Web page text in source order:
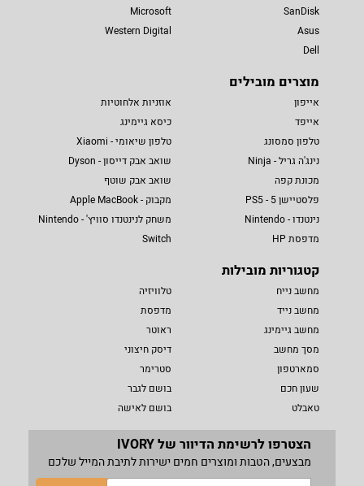
SanDisk
Asus
Dell
Microsoft
Western Digital
מוצרים מובילים
אייפון
אייפד
טלפון סמסונג
נינג'ה גריל - Ninja
מכונת קפה
פלסטיישן 5 - PS5
נינטנדו - Nintendo
מדפסת HP
אוזניות אלחוטיות
כיסא גיימינג
טלפון שיאומי - Xiaomi
שואב אבק דייסון - Dyson
שואב אבק שוטף
מקבוק - Apple MacBook
משחק לנינטנדו סוויץ' - Nintendo
Switch
קטגוריות מובילות
מחשב נייח
מחשב נייד
מחשב גיימינג
מסך מחשב
סמארטפון
שעון חכם
טאבלט
טלוויזיה
מדפסת
ראוטר
דיסק חיצוני
סטרימר
בושם לגבר
בושם לאישה
הצטרפו לרשימת הדיוור של IVORY
מבצעים, הטבות ומוצרים חמים ישירות לתיבת המייל שלכם